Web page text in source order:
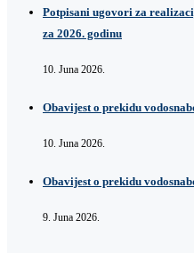
Potpisani ugovori za
za 2026. godinu
10. Juna 2026.
Obavijest o prekidu
10. Juna 2026.
Obavijest o prekidu
9. Juna 2026.